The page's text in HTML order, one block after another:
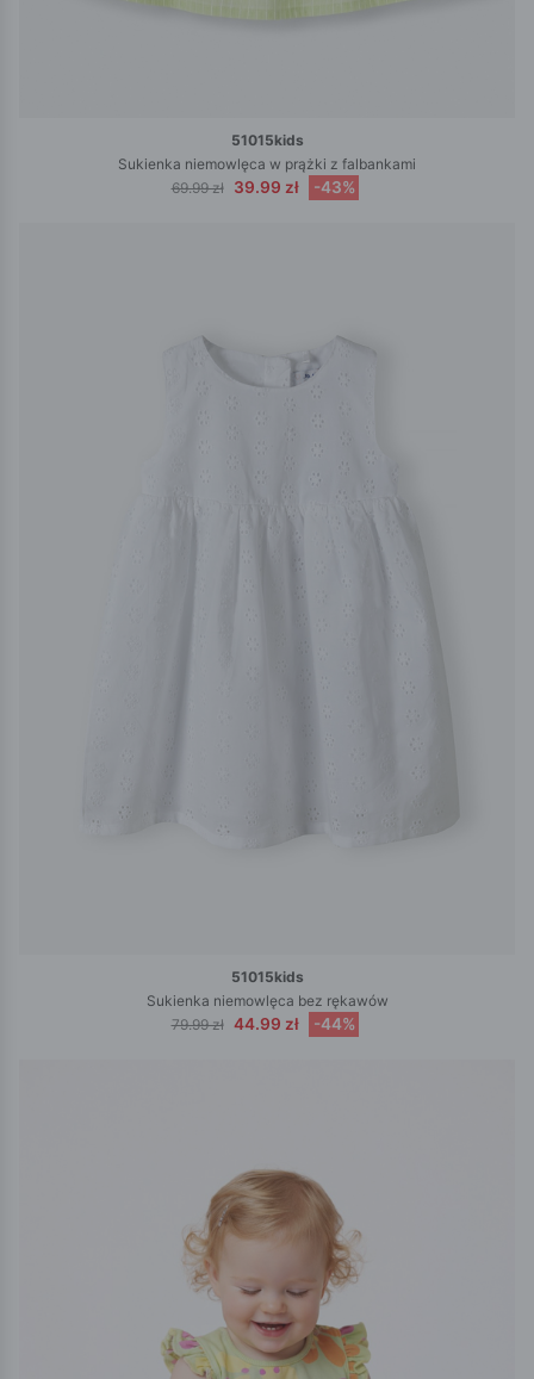
51015kids
Sukienka niemowlęca w prążki z falbankami
69.99 zł
39.99 zł -43%
51015kids
Sukienka niemowlęca bez rękawów
79.99 zł 44.99 zł -44%